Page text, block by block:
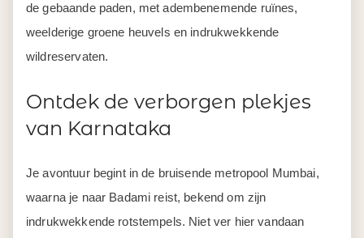
de gebaande paden, met adembenemende ruïnes,
weelderige groene heuvels en indrukwekkende
wildreservaten.
Ontdek de verborgen plekjes
van Karnataka
Je avontuur begint in de bruisende metropool Mumbai,
waarna je naar Badami reist, bekend om zijn
indrukwekkende rotstempels. Niet ver hier vandaan